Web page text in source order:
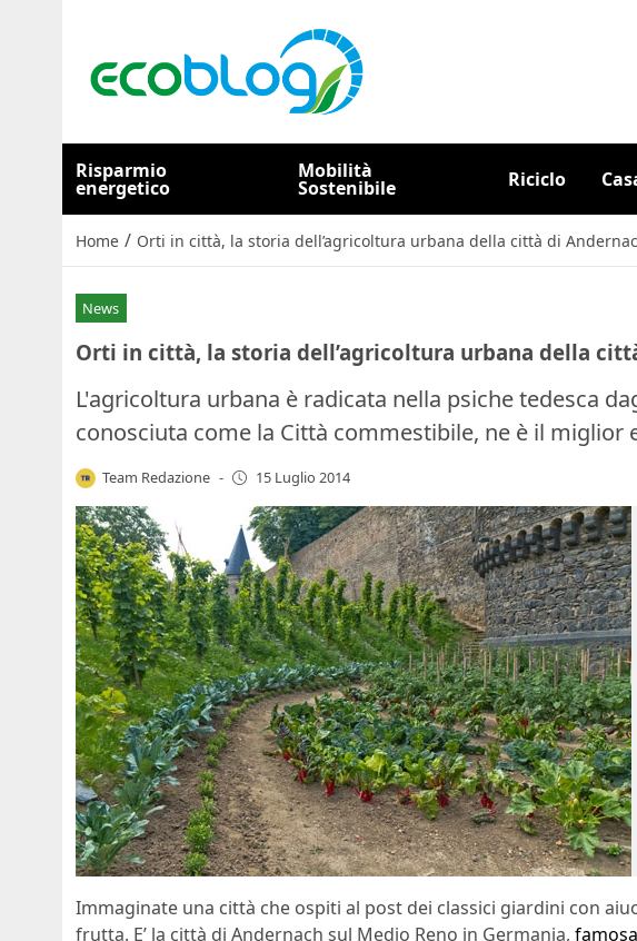
Risparmio
energetico
Mobilità
Sostenibile Riciclo
Home / Orti in città, la storia dell’agricoltura urbana della città di
News
Orti in città, la storia dell’agricoltura urbana della
L'agricoltura urbana è radicata nella psiche tedesca
conosciuta come la Città commestibile, ne è il miglior
Team Redazione - 15 Luglio 2014
Immaginate una città che ospiti al post dei classici giardini con
frutta. E’ la città di Andernach sul Medio Reno in Germania,